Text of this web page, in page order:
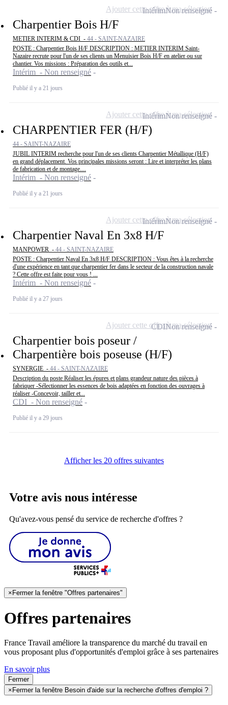
Charpentier Bois H/F
METIER INTERIM & CDI - 44 - SAINT-NAZAIRE
POSTE : Charpentier Bois H/F DESCRIPTION : METIER INTERIM Saint-
Nazaire recrute pour l'un de ses clients un Menuisier Bois H/F en atelier ou sur
chantier. Vos missions : Préparation des outils et...
Intérim - Non renseigné
Publié il y a 21 jours
IntérimNon renseigné
Ajouter cette offre à ma sélection
CHARPENTIER FER (H/F)
44 - SAINT-NAZAIRE
JUBIL INTERIM recherche pour l'un de ses clients Charpentier Métallique (H/F)
en grand déplacement. Vos principales missions seront : Lire et interpréter les plans
de fabrication et de montage....
Intérim - Non renseigné
Publié il y a 21 jours
IntérimNon renseigné
Ajouter cette offre à ma sélection
Charpentier Naval En 3x8 H/F
MANPOWER - 44 - SAINT-NAZAIRE
POSTE : Charpentier Naval En 3x8 H/F DESCRIPTION : Vous êtes à la recherche
d'une expérience en tant que charpentier fer dans le secteur de la construction navale
? Cette offre est faite pour vous ! ...
Intérim - Non renseigné
Publié il y a 27 jours
IntérimNon renseigné
Ajouter cette offre à ma sélection
Charpentier bois poseur /
Charpentière bois poseuse (H/F)
SYNERGIE - 44 - SAINT-NAZAIRE
Description du poste Réaliser les épures et plans grandeur nature des pièces à
fabriquer -Sélectionner les essences de bois adaptées en fonction des ouvrages à
réaliser -Concevoir, tailler et...
CDI - Non renseigné
Publié il y a 29 jours
CDINon renseigné
Ajouter cette offre à ma sélection
Afficher les 20 offres suivantes
Votre avis nous intéresse
Qu'avez-vous pensé du service de recherche d'offres ?
×Fermer la fenêtre "Offres partenaires"
Offres partenaires
France Travail améliore la transparence du marché du travail en
vous proposant plus d'opportunités d'emploi grâce à ses partenaires
En savoir plus
Fermer
× Fermer la fenêtre Besoin d'aide sur la recherche d'offres d'emploi ?